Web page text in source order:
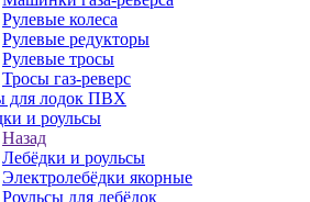
Рулевые колеса
Рулевые редукторы
Рулевые тросы
Тросы газ-реверс
для лодок ПВХ
и роульсы
Назад
Лебёдки и роульсы
Электролебёдки якорные
Роульсы для лебёдок